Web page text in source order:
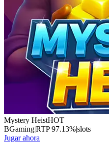
Mystery HeistHOT
BGaming|RTP97.13%|slots
Jugar ahora